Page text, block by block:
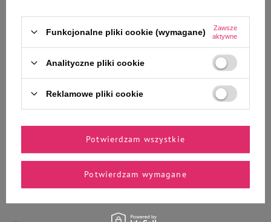
15,99 zł 199,88 zł / kg
- +
Do koszyka
21,99 zł 29,32 zł / kg
- +
Do koszyka
Zaufane i polecane przez
naszych ekspertów
Funkcjonalne pliki cookie (wymagane)
Zawsze
aktywne
Analityczne pliki cookie
Reklamowe pliki cookie
Potwierdzam wymagane
Potwierdzam wszystkie